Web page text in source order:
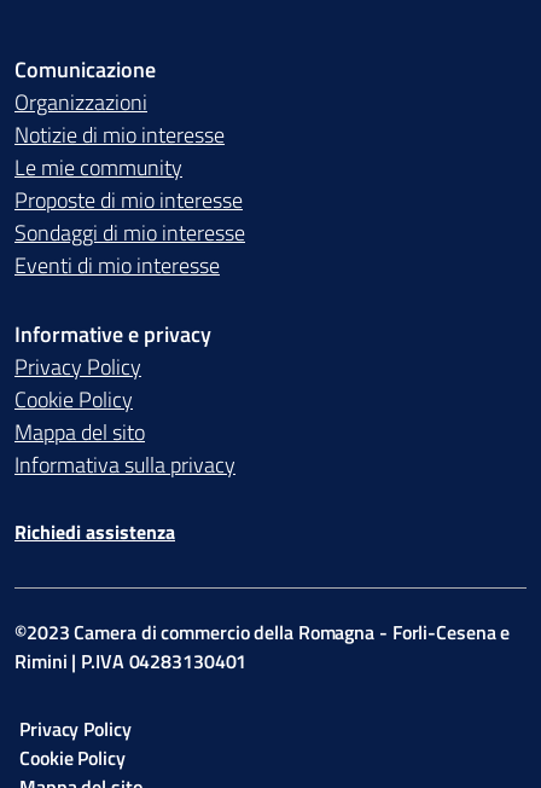
Comunicazione
Organizzazioni
Notizie di mio interesse
Le mie community
Proposte di mio interesse
Sondaggi di mio interesse
Eventi di mio interesse
Informative e privacy
Privacy Policy
Cookie Policy
Mappa del sito
Informativa sulla privacy
Richiedi assistenza
©2023 Camera di commercio della Romagna - Forli-Cesena e
Rimini | P.IVA 04283130401
Privacy Policy
Cookie Policy